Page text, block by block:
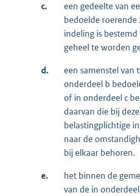
c.
een gedeelte van
bedoelde roerende
indeling is
geheel te worden
d.
een samenstel van
onderdeel b
of in onderdeel c
daarvan die bij
belastingplichtige
naar de
bij elkaar behoren.
e.
het binnen de
van de in